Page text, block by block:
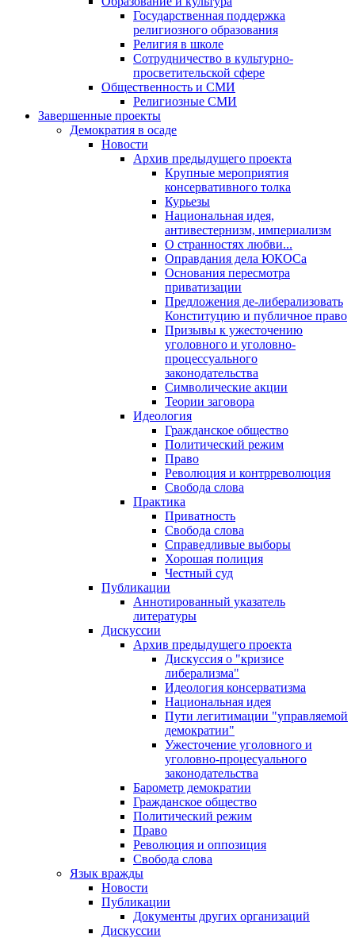
Государственная поддержка
религиозного образования
Религия в школе
Сотрудничество в культурно-
просветительской сфере
Общественность и СМИ
Религиозные СМИ
Завершенные проекты
Демократия в осаде
Новости
Архив предыдущего проекта
Крупные мероприятия
консервативного толка
Курьезы
Национальная идея,
антивестернизм, империализм
О странностях любви...
Оправдания дела ЮКОСа
Основания пересмотра
приватизации
Предложения де-либерализовать
Конституцию и публичное право
Призывы к ужесточению
уголовного и уголовно-
процессуального
законодательства
Символические акции
Теории заговора
Идеология
Гражданское общество
Политический режим
Право
Революция и контрреволюция
Свобода слова
Практика
Приватность
Свобода слова
Справедливые выборы
Хорошая полиция
Честный суд
Публикации
Аннотированный указатель
литературы
Дискуссии
Архив предыдущего проекта
Дискуссия о "кризисе
либерализма"
Идеология консерватизма
Национальная идея
Пути легитимации "управляемой
демократии"
Ужесточение уголовного и
уголовно-процесуального
законодательства
Барометр демократии
Гражданское общество
Политический режим
Право
Революция и оппозиция
Свобода слова
Язык вражды
Новости
Публикации
Документы других организаций
Дискуссии